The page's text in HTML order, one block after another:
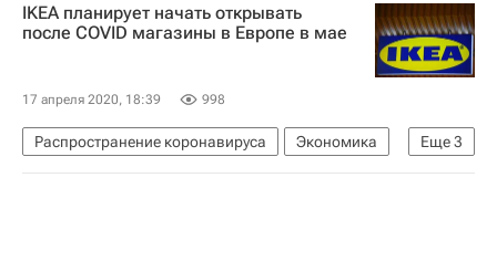
IKEA планирует начать открывать
после COVID магазины в Европе в мае
17 апреля 2020, 18:39 998
Еще3
Распространение коронавируса
Экономика
Нидерланды
Европа